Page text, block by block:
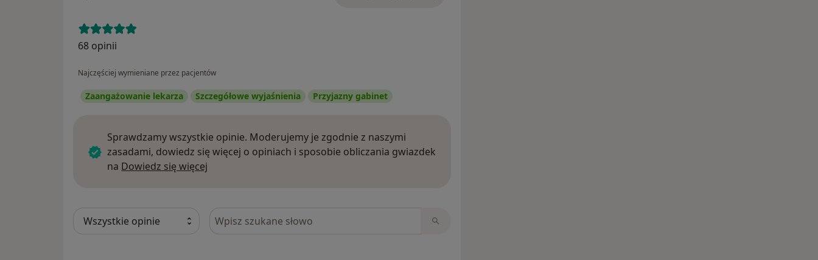
68 opinii
Najczęściej wymieniane przez pacjentów
Zaangażowanie lekarza Szczegółowe wyjaśnienia Przyjazny gabinet
Sprawdzamy wszystkie opinie. Moderujemy je zgodnie z naszymi
zasadami, dowiedz się więcej o opiniach i sposobie obliczania gwiazdek
na Dowiedz się więcej
Szukaj w opiniach